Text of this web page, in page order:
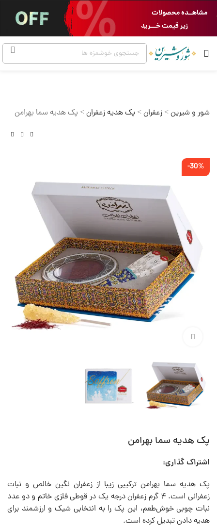
مشاهــده محصولات
زیر قیمت خـــرید
شور و شیرین> زعفران> پک هدیه زعفران> پک هدیه سما بهرامن
-30%
پک هدیه سما بهرامن
اشتراک گذاری:
پک هدیه سما بهرامن ترکیبی زیبا از زعفران نگین خالص و نبات
زعفرانی است. ۴ گرم زعفران درجه یک در قوطی فلزی خاتم و دو عدد
نبات چوبی خوش‌طعم، این پک را به انتخابی شیک و ارزشمند برای
هدیه دادن تبدیل کرده‌ است.